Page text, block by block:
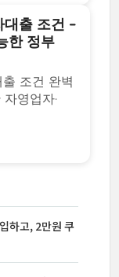
출 조건 –
한 정부
조건 완벽
영업자·